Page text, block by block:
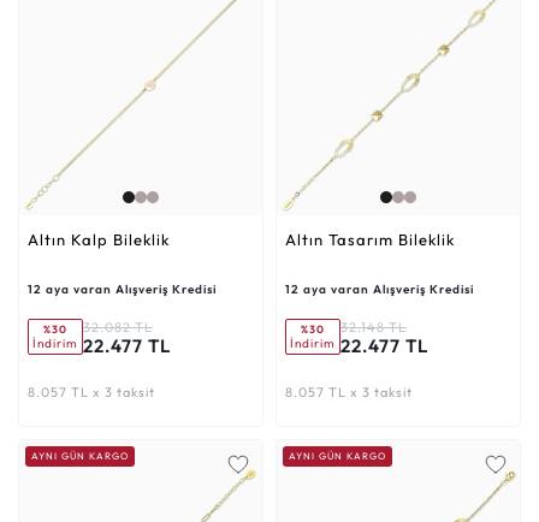
Altın Kalp Bileklik
12 aya varan Alışveriş Kredisi
%30
İndirim
32.082 TL
22.477 TL
8.057 TL x 3 taksit
Altın Tasarım Bileklik
12 aya varan Alışveriş Kredisi
%30
İndirim
32.148 TL
22.477 TL
8.057 TL x 3 taksit
AYNI GÜN KARGO AYNI GÜN KARGO